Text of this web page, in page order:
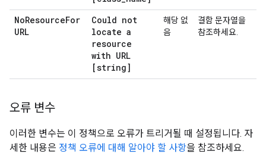
NoResourceFor
URL
Could not
locate a
resource
with URL
[string]
해당 없
음
결함 문자열을
참조하세요.
오류 변수
이러한 변수는 이 정책으로 오류가 트리거될 때 설정됩니다. 자
세한 내용은 정책 오류에 대해 알아야 할 사항을 참조하세요.